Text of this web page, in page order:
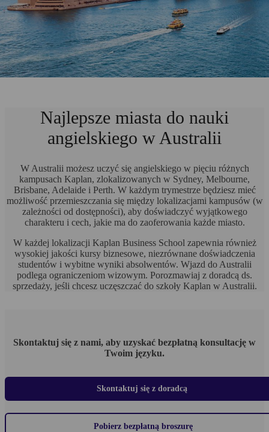
Najlepsze miasta do nauki
angielskiego w Australii
W Australii możesz uczyć się angielskiego w pięciu różnych
kampusach Kaplan, zlokalizowanych w Sydney, Melbourne,
Brisbane, Adelaide i Perth. W każdym trymestrze będziesz mieć
możliwość przemieszczania się między lokalizacjami kampusów (w
zależności od dostępności), aby doświadczyć wyjątkowego
charakteru i cech, jakie ma do zaoferowania każde miasto.
W każdej lokalizacji Kaplan Business School zapewnia również
wysokiej jakości kursy biznesowe, niezrównane doświadczenia
studentów i wybitne wyniki absolwentów. Wjazd do Australii
podlega ograniczeniom wizowym. Porozmawiaj z doradcą ds.
sprzedaży, jeśli chcesz uczęszczać do szkoły Kaplan w Australii.
Skontaktuj się z nami, aby uzyskać bezpłatną konsultację w
Twoim języku.
Skontaktuj się z doradcą
Pobierz bezpłatną broszurę